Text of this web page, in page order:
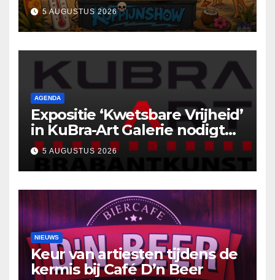
5 AUGUSTUS 2026
AGENDA
Expositie ‘Kwetsbare Vrijheid’
in KuBra-Art Galerie nodigt
uit tot ontmoeting en
reflectie
5 AUGUSTUS 2026
NIEUWS
Keur van artiesten tijdens de
kermis bij Café D’n Beer